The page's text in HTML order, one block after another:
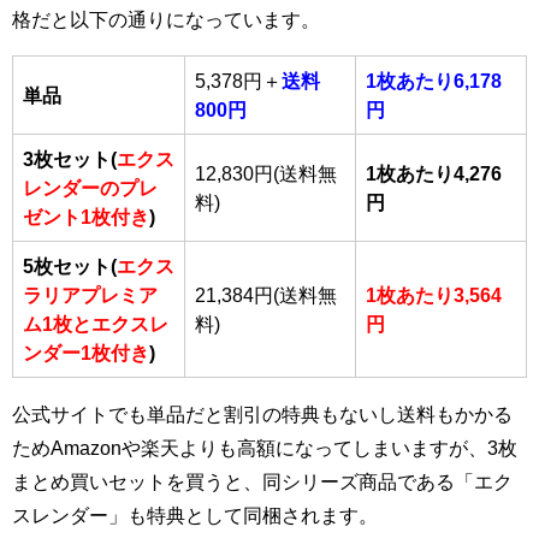
格だと以下の通りになっています。
単品
5,378円＋送料
800円
1枚あたり6,178
円
3枚セット(エクス
レンダーのプレ
ゼント1枚付き)
12,830円(送料無
料)
1枚あたり4,276
円
5枚セット(エクス
ラリアプレミア
ム1枚とエクスレ
ンダー1枚付き)
21,384円(送料無
料)
1枚あたり3,564
円
公式サイトでも単品だと割引の特典もないし送料もかかる
ためAmazonや楽天よりも高額になってしまいますが、3枚
まとめ買いセットを買うと、同シリーズ商品である「エク
スレンダー」も特典として同梱されます。